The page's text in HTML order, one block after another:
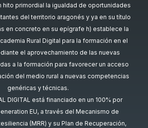
hito primordial la igualdad de oportunidades
del territorio aragonés y ya en su título
en concreto en su epígrafe h) establece la
Rural Digital para la formación en el
el aprovechamiento de las nuevas
a la formación para favorecer un acceso
del medio rural a nuevas competencias
genéricas y técnicas.
DIGITAL está financiado en un 100% por
EU, a través del Mecanismo de
(MRR) y su Plan de Recuperación,